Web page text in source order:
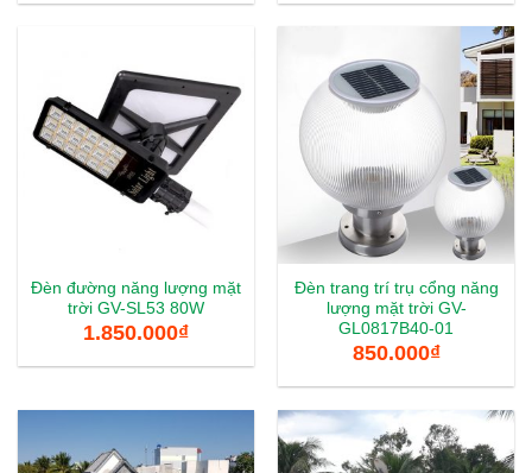
Đèn đường năng lượng mặt
trời GV-SL53 80W
1.850.000₫
Đèn trang trí trụ cổng năng
lượng mặt trời GV-
GL0817B40-01
850.000₫